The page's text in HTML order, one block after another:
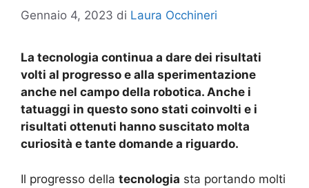
Gennaio 4, 2023 di Laura Occhineri
La tecnologia continua a dare dei risultati
volti al progresso e alla sperimentazione
anche nel campo della robotica. Anche i
tatuaggi in questo sono stati coinvolti e i
risultati ottenuti hanno suscitato molta
curiosità e tante domande a riguardo.
Il progresso della tecnologia sta portando molti